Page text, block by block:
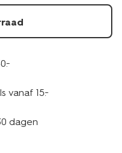
vanaf 15.-
dagen